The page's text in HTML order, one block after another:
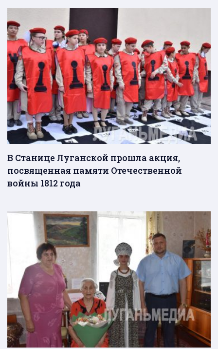
В Станице Луганской прошла акция,
посвященная памяти Отечественной
войны 1812 года